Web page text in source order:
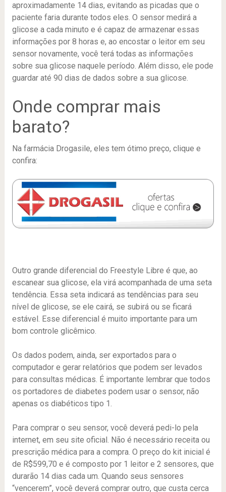
aproximadamente 14 dias, evitando as picadas que o
paciente faria durante todos eles. O sensor medirá a
glicose a cada minuto e é capaz de armazenar essas
informações por 8 horas e, ao encostar o leitor em seu
sensor novamente, você terá todas as informações
sobre sua glicose naquele período. Além disso, ele pode
guardar até 90 dias de dados sobre a sua glicose.
Onde comprar mais
barato?
Na farmácia Drogasile, eles tem ótimo preço, clique e
confira:
Outro grande diferencial do Freestyle Libre é que, ao
escanear sua glicose, ela virá acompanhada de uma seta
tendência. Essa seta indicará as tendências para seu
nível de glicose, se ele cairá, se subirá ou se ficará
estável. Esse diferencial é muito importante para um
bom controle glicêmico.
Os dados podem, ainda, ser exportados para o
computador e gerar relatórios que podem ser levados
para consultas médicas. É importante lembrar que todos
os portadores de diabetes podem usar o sensor, não
apenas os diabéticos tipo 1.
Para comprar o seu sensor, você deverá pedi-lo pela
internet, em seu site oficial. Não é necessário receita ou
prescrição médica para a compra. O preço do kit inicial é
de R$599,70 e é composto por 1 leitor e 2 sensores, que
durarão 14 dias cada um. Quando seus sensores
“vencerem”, você deverá comprar outro, que custa cerca